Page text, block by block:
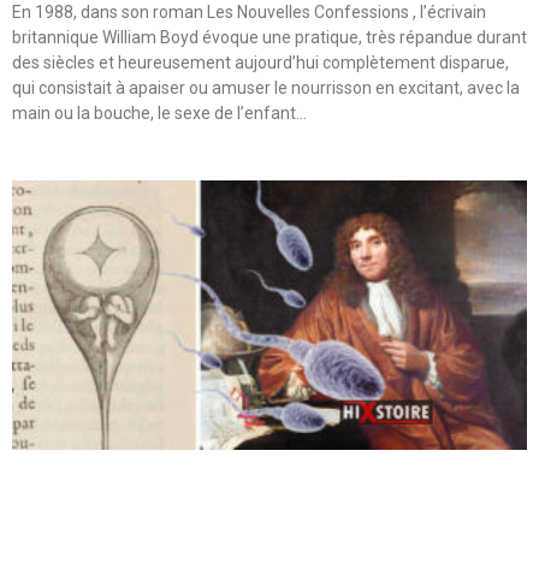
En 1988, dans son roman Les Nouvelles Confessions , l’écrivain
britannique William Boyd évoque une pratique, très répandue durant
des siècles et heureusement aujourd’hui complètement disparue,
qui consistait à apaiser ou amuser le nourrisson en excitant, avec la
main ou la bouche, le sexe de l’enfant…